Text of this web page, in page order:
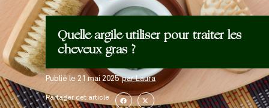
Quelle argile utiliser pour traiter les
cheveux gras ?
Publié le21 mai 2025 parLaura
Partager cet article